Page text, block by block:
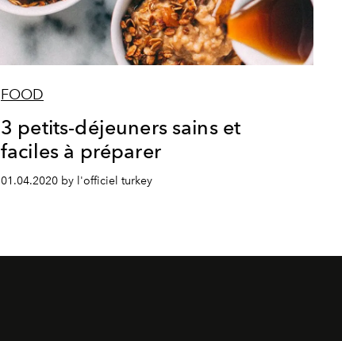
FOOD
3 petits-déjeuners sains et
faciles à préparer
01.04.2020 by l'officiel turkey